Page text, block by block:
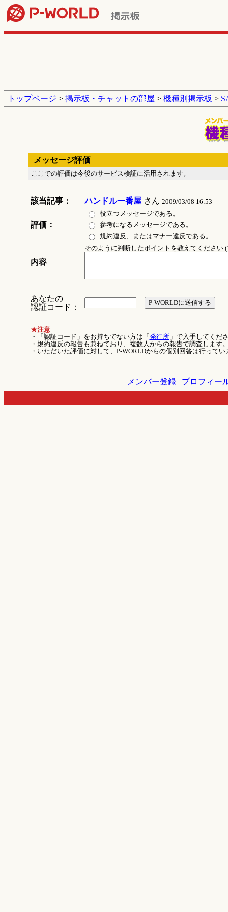
トップページ > 掲示板・チャットの部屋 > 機種別掲示板 >
メッセージ評価
ここでの評価は今後のサービス検証に活用されます。
該当記事： ハンドル一番屋さん 2009/03/08 16:53
評価：
役立つメッセージである。
参考になるメッセージである。
規約違反、またはマナー違反である。
内容
そのように判断したポイントを教えてください
あなたの
認証コード：
★注意
・「認証コード」をお持ちでない方は「 発行所」で入手してくだ
・規約違反の報告も兼ねており、複数人からの報告で調査します
・いただいた評価に対して、P-WORLDからの個別回答は行ってい
メンバー登録| プロフィー